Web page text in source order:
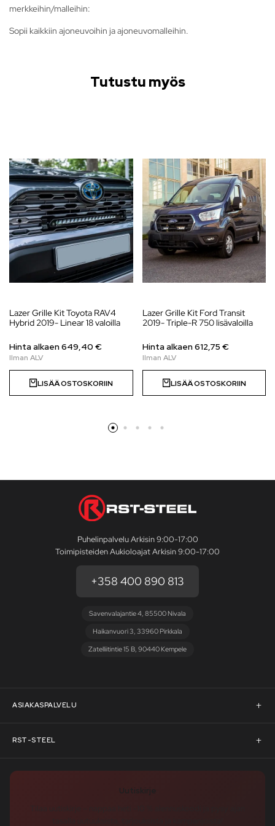
merkkeihin/malleihin:
Sopii kaikkiin ajoneuvoihin ja ajoneuvomalleihin.
Tutustu myös
Lazer Grille Kit Toyota RAV4
Hybrid 2019- Linear 18 valoilla
Hinta alkaen649,40 €
LISÄÄ OSTOSKORIIN
Lazer Grille Kit Ford Transit
2019- Triple-R 750 lisävaloilla
Hinta alkaen612,75 €
LISÄÄ OSTOSKORIIN
Puhelinpalvelu Arkisin 9:00-17:00
Toimipisteiden Aukioloajat Arkisin 9:00-17:00
+358 400 890 813
Savenvalajantie 4, 85500 Nivala
Haikanvuori 3, 33960 Pirkkala
Zatelliitintie 15 B, 90440 Kempele
ASIAKASPALVELU
Asiakaspalvelu
Pyydä tarjous
RST-STEEL
RST-Steelin tarina
Uutiskirje